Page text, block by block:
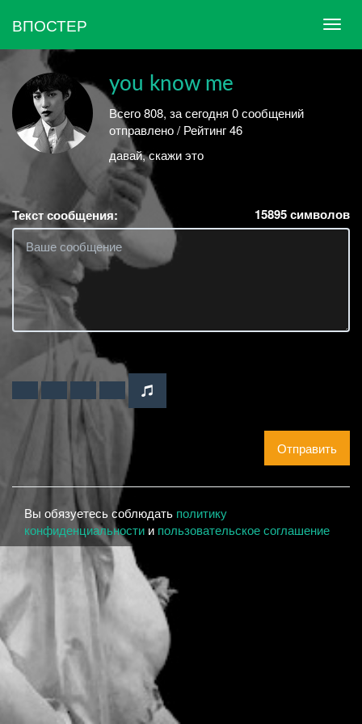
ВПОСТЕР
you know me
Всего 808, за сегодня 0 сообщений
отправлено / Рейтинг 46
давай, скажи это
Текст сообщения: 15895символов
Отправить
Вы обязуетесь соблюдать политику
конфиденциальности и пользовательское соглашение